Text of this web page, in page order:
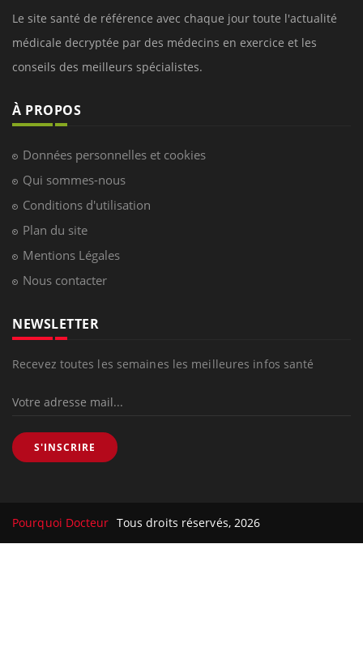
Le site santé de référence avec chaque jour toute l'actualité
médicale decryptée par des médecins en exercice et les
conseils des meilleurs spécialistes.
À PROPOS
Données personnelles et cookies
Qui sommes-nous
Conditions d'utilisation
Plan du site
Mentions Légales
Nous contacter
NEWSLETTER
Recevez toutes les semaines les meilleures infos santé
S'INSCRIRE
Pourquoi Docteur Tous droits réservés, 2026